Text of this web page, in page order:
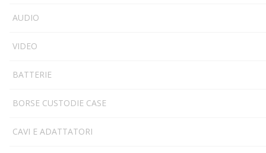
AUDIO
VIDEO
BATTERIE
BORSE CUSTODIE CASE
CAVI E ADATTATORI